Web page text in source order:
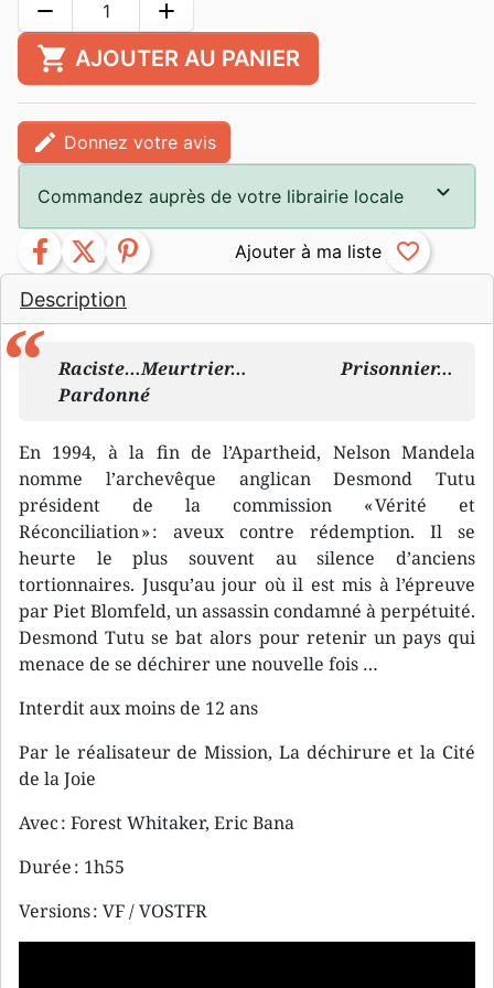
Description
Raciste…Meurtrier… Prisonnier…
Pardonné
En 1994, à la fin de l’Apartheid, Nelson Mandela
nomme l’archevêque anglican Desmond Tutu
président de la commission « Vérité et
Réconciliation » : aveux contre rédemption. Il se
heurte le plus souvent au silence d’anciens
tortionnaires. Jusqu’au jour où il est mis à l’épreuve
par Piet Blomfeld, un assassin condamné à perpétuité.
Desmond Tutu se bat alors pour retenir un pays qui
menace de se déchirer une nouvelle fois …
Interdit aux moins de 12 ans
Par le réalisateur de Mission, La déchirure et la Cité
de la Joie
Avec : Forest Whitaker, Eric Bana
Durée : 1h55
Versions : VF / VOSTFR
remove add
shopping_cart AJOUTER AU PANIER
edit Donnez votre avis
Commandez auprès de votre librairie locale
facebook twitter pinterest favorite_border